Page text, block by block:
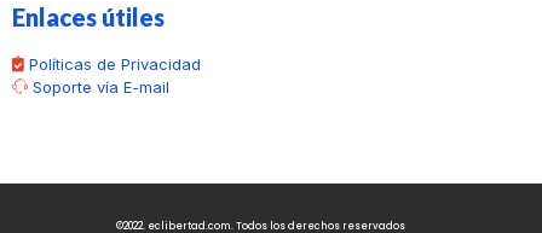
Enlaces útiles
Políticas de Privacidad
Soporte vía E-mail
©2022. eclibertad.com. Todos los derechos reservados